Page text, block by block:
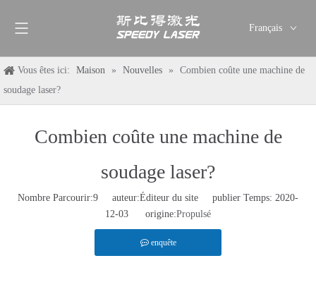
Français
简体中文
Español
ไทย
Vous êtes ici: Maison » Nouvelles »
Combien coûte une machine de
soudage laser?
Combien coûte une machine de
soudage laser?
Nombre Parcourir:9 auteur:Éditeur du site publier Temps: 2020-
12-03 origine:Propulsé
enquête